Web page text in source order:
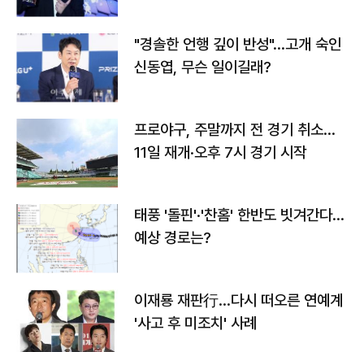
"경솔한 언행 깊이 반성"…고개 숙인
신동엽, 무슨 일이길래?
프로야구, 주말까지 전 경기 취소…
11일 재개·오후 7시 경기 시작
태풍 '돌핀'·'찬홈' 한반도 빗겨간다…
예상 경로는?
이재룡 재판行…다시 떠오른 연예계
'사고 후 미조치' 사례